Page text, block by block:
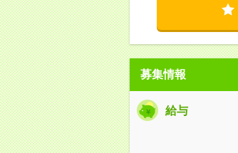
募集情報
給与